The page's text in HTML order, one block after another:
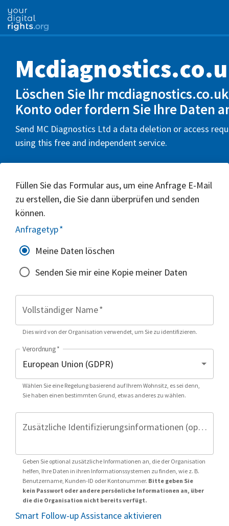
Löschen Sie Ihr mcdiagnostics.co.uk
Konto oder fordern Sie Ihre Daten
Send MC Diagnostics Ltd a data deletion or access
using this free and independent service.
Füllen Sie das Formular aus, um eine Anfrage E-Mail
zu erstellen, die Sie dann überprüfen und senden
können.
Anfragetyp*
Meine Daten löschen
Senden Sie mir eine Kopie meiner Daten
Vollständiger Name*
Dies wird von der Organisation verwendet, um Sie zu identifizieren.
Verordnung*
Wählen Sie eine Regelung basierend auf Ihrem Wohnsitz, es sei denn,
Sie haben einen bestimmten Grund, etwas anderes zu wählen.
Zusätzliche Identifizierungsinformationen (optional)
Geben Sie optional zusätzliche Informationen an, die der Organisation
helfen, Ihre Daten in ihren Informationssystemen zu finden, wie z. B.
Benutzername, Kunden-ID oder Kontonummer. Bitte geben Sie
kein Passwort oder andere persönliche Informationen an, über
die die Organisation nicht bereits verfügt.
Smart Follow-up Assistance aktivieren